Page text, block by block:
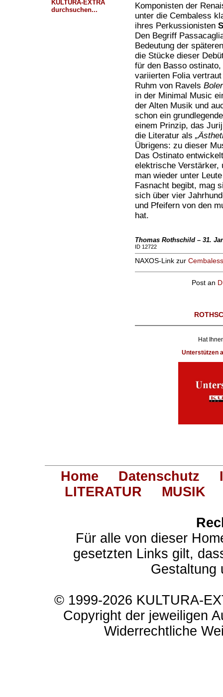
KULTURA-EXTRA
durchsuchen...
Komponisten der
unter die Cembaless
ihres Perkussionisten
Den Begriff
Bedeutung der
die Stücke dieser
für den Basso
variierten Folia
Ruhm von Ravels
in der Minimal Music
der Alten Musik und
schon ein
einem Prinzip, das
die Literatur als
Übrigens: zu dieser
Das Ostinato
elektrische Verstärker,
man wieder unter
Fasnacht begibt, mag
sich über vier
und Pfeifern von den
hat.
Thomas Rothschild – 31.
ID 12722
NAXOS-Link zur Cembaless
Post an
Hat
Unterstützen
Home Datenschutz
LITERATUR
MUSIK
Für alle von dieser
gesetzten Links gilt,
Gestaltung
© 1999-2026 KULTURA-
Copyright der jeweiligen
Widerrechtliche